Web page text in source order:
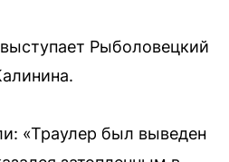
Рыболовецкий
«Траулер был выведен